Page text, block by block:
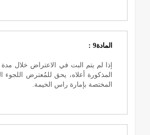
المادة9 :
إذا لم يتم البت في الاعتراض خلال مدة
المذكورة أعلاه، يحق للمُعترض اللجوء
المختصة بإمارة راس الخيمة.